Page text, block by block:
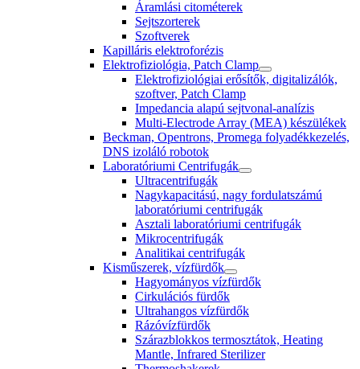
Áramlási citométerek
Sejtszorterek
Szoftverek
Kapilláris elektroforézis
Elektrofiziológia, Patch Clamp
Elektrofiziológiai erősítők, digitalizálók,
szoftver, Patch Clamp
Impedancia alapú sejtvonal-analízis
Multi-Electrode Array (MEA) készülékek
Beckman, Opentrons, Promega folyadékkezelés,
DNS izoláló robotok
Laboratóriumi Centrifugák
Ultracentrifugák
Nagykapacitású, nagy fordulatszámú
laboratóriumi centrifugák
Asztali laboratóriumi centrifugák
Mikrocentrifugák
Analitikai centrifugák
Kisműszerek, vízfürdők
Hagyományos vízfürdők
Cirkulációs fürdők
Ultrahangos vízfürdők
Rázóvízfürdők
Szárazblokkos termosztátok, Heating
Mantle, Infrared Sterilizer